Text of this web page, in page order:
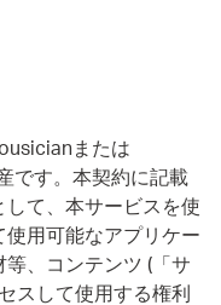
または
です。本契約に記載
て、本サービスを使
用可能なアプリケー
、コンテンツ (「サ
スして使用する権利